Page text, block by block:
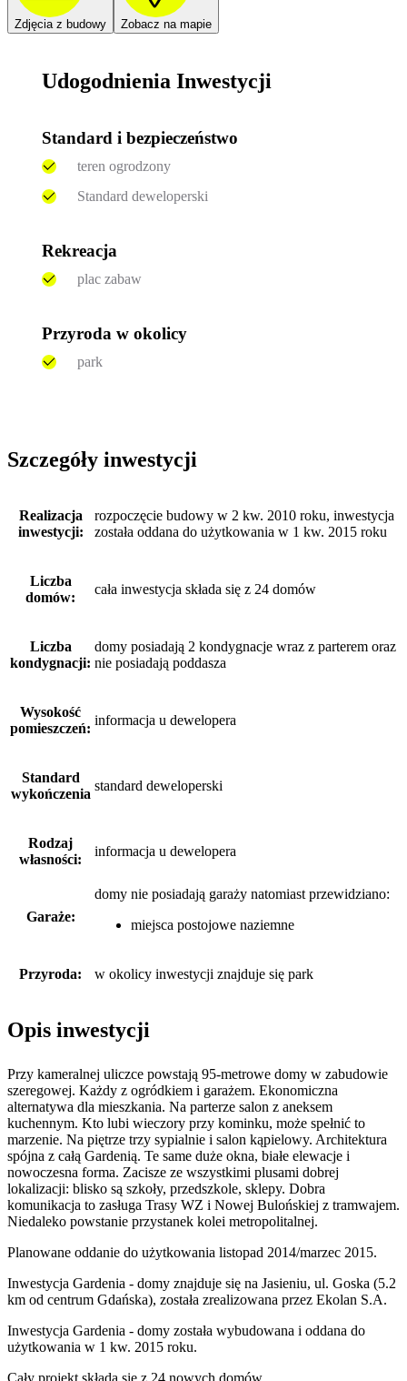
Zdjęcia z budowy Zobacz na mapie
Udogodnienia Inwestycji
Standard i bezpieczeństwo
teren ogrodzony
Standard deweloperski
Rekreacja
plac zabaw
Przyroda w okolicy
park
Szczegóły inwestycji
Realizacja
inwestycji:
rozpoczęcie budowy w 2 kw. 2010 roku, inwestycja
została oddana do użytkowania w 1 kw. 2015 roku
Liczba
domów:
cała inwestycja składa się z 24 domów
Liczba
kondygnacji:
domy posiadają 2 kondygnacje wraz z parterem oraz
nie posiadają poddasza
Wysokość
pomieszczeń:
informacja u dewelopera
Standard
wykończenia
standard deweloperski
Rodzaj
własności:
informacja u dewelopera
Garaże:
domy nie posiadają garaży natomiast przewidziano:
miejsca postojowe naziemne
Przyroda: w okolicy inwestycji znajduje się park
Opis inwestycji
Przy kameralnej uliczce powstają 95-metrowe domy w zabudowie
szeregowej. Każdy z ogródkiem i garażem. Ekonomiczna
alternatywa dla mieszkania. Na parterze salon z aneksem
kuchennym. Kto lubi wieczory przy kominku, może spełnić to
marzenie. Na piętrze trzy sypialnie i salon kąpielowy. Architektura
spójna z całą Gardenią. Te same duże okna, białe elewacje i
nowoczesna forma. Zacisze ze wszystkimi plusami dobrej
lokalizacji: blisko są szkoły, przedszkole, sklepy. Dobra
komunikacja to zasługa Trasy WZ i Nowej Bulońskiej z tramwajem.
Niedaleko powstanie przystanek kolei metropolitalnej.
Planowane oddanie do użytkowania listopad 2014/marzec 2015.
Inwestycja Gardenia - domy znajduje się na Jasieniu, ul. Goska (5.2
km od centrum Gdańska), została zrealizowana przez Ekolan S.A.
Inwestycja Gardenia - domy została wybudowana i oddana do
użytkowania w 1 kw. 2015 roku.
Cały projekt składa się z 24 nowych domów.